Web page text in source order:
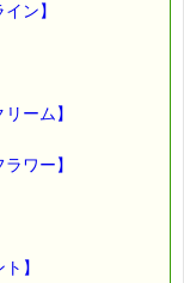
かる－選び方ガイ
編集後記
ン】
ーム】
ワー】
】